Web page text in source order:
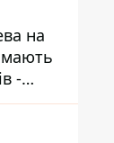
на
мають
-